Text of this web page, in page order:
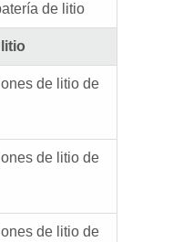
de litio
de litio de
de litio de
de litio de